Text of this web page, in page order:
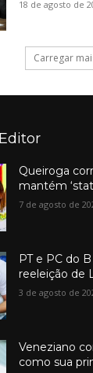
18 de agosto de
Carregar
Queiroga
mantém
7 de agosto de
PT e PC do
reeleição de
3 de agosto de
Veneziano
como sua